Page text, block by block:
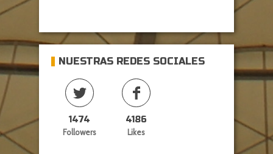
NUESTRAS REDES SOCIALES
1474
Followers
4186
Likes